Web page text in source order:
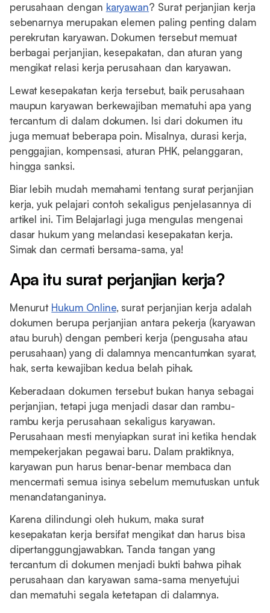
perusahaan dengan karyawan? Surat perjanjian kerja
sebenarnya merupakan elemen paling penting dalam
perekrutan karyawan. Dokumen tersebut memuat
berbagai perjanjian, kesepakatan, dan aturan yang
mengikat relasi kerja perusahaan dan karyawan.
Lewat kesepakatan kerja tersebut, baik perusahaan
maupun karyawan berkewajiban mematuhi apa yang
tercantum di dalam dokumen. Isi dari dokumen itu
juga memuat beberapa poin. Misalnya, durasi kerja,
penggajian, kompensasi, aturan PHK, pelanggaran,
hingga sanksi.
Biar lebih mudah memahami tentang surat perjanjian
kerja, yuk pelajari contoh sekaligus penjelasannya di
artikel ini. Tim Belajarlagi juga mengulas mengenai
dasar hukum yang melandasi kesepakatan kerja.
Simak dan cermati bersama-sama, ya!
Apa itu surat perjanjian kerja?
Menurut Hukum Online, surat perjanjian kerja adalah
dokumen berupa perjanjian antara pekerja (karyawan
atau buruh) dengan pemberi kerja (pengusaha atau
perusahaan) yang di dalamnya mencantumkan syarat,
hak, serta kewajiban kedua belah pihak.
Keberadaan dokumen tersebut bukan hanya sebagai
perjanjian, tetapi juga menjadi dasar dan rambu-
rambu kerja perusahaan sekaligus karyawan.
Perusahaan mesti menyiapkan surat ini ketika hendak
mempekerjakan pegawai baru. Dalam praktiknya,
karyawan pun harus benar-benar membaca dan
mencermati semua isinya sebelum memutuskan untuk
menandatanganinya.
Karena dilindungi oleh hukum, maka surat
kesepakatan kerja bersifat mengikat dan harus bisa
dipertanggungjawabkan. Tanda tangan yang
tercantum di dokumen menjadi bukti bahwa pihak
perusahaan dan karyawan sama-sama menyetujui
dan mematuhi segala ketetapan di dalamnya.